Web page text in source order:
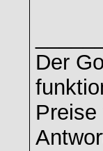
Der